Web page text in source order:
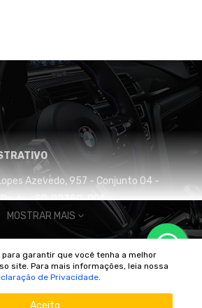
Azevedo, 957 - Conjunto 04 -
- SP, 02350-001
E LOGÍSTICA
MOSTRAR MAIS
Motores |DhiWeb Desenvolvimento de
para garantir que você tenha a melhor
site. Para mais informações, leia nossa
de Privacidade.
Aceito